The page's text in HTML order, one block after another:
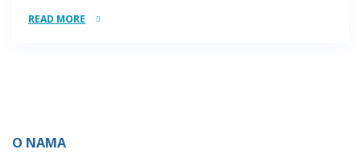
READ MORE
O NAMA